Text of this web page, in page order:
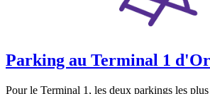
Parking au Terminal 1
Pour le Terminal 1, les deux parkings les